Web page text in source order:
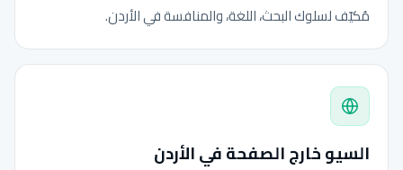
مُكيّف لسلوك البحث، اللغة، والمنافسة في الأردن.
السيو خارج الصفحة في الأردن